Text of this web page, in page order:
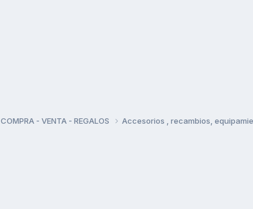
COMPRA - VENTA - REGALOS Accesorios , recambios,